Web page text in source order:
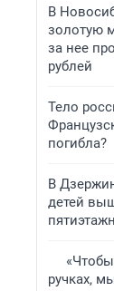
В
золотую
за нее
рублей
Тело
погибла?
В
детей
ручках,